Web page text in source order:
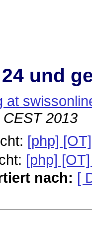
und
at
2013
[php]
[php]
nach: [